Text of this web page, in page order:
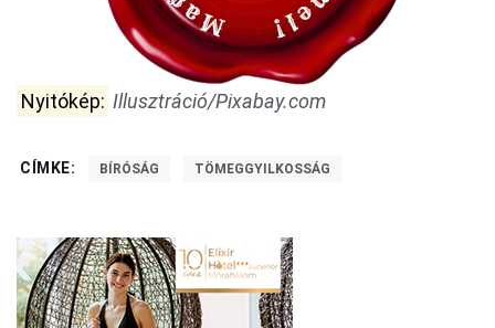
Nyitókép: Illusztráció/Pixabay.com
CÍMKE: BÍRÓSÁG TÖMEGGYILKOSSÁG